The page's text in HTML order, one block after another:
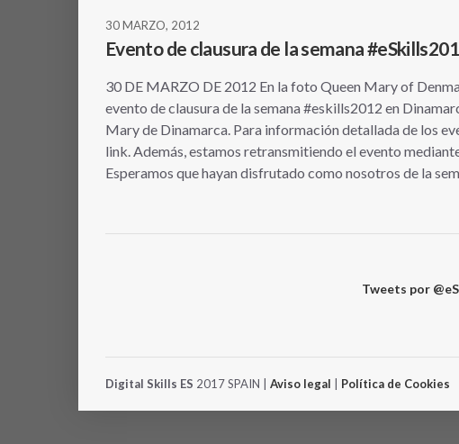
30 MARZO, 2012
Evento de clausura de la semana
30 DE MARZO DE 2012 En la foto Queen Mary of
evento de clausura de la semana #eskills2012 en
Mary de Dinamarca. Para información detallada de los
link. Además, estamos retransmitiendo el evento
Esperamos que hayan disfrutado como nosotros de la
Tweets por
Digital Skills ES 2017 SPAIN | Aviso legal Política de Cookies